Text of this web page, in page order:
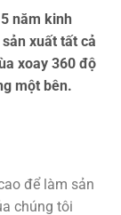
năm kinh
xuất tất cả
xoay 360 độ
một bên.
để làm sản
chúng tôi